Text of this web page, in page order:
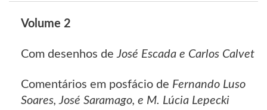
Volume 2
Com desenhos deJosé Escada e Carlos Calvet
Comentários em posfácio de Fernando Luso
Soares, José Saramago, e M. Lúcia Lepecki